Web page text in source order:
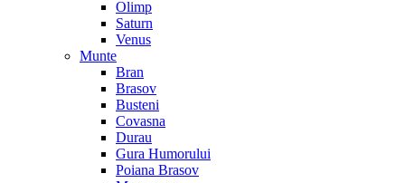
Olimp
Saturn
Venus
Munte
Bran
Brasov
Busteni
Covasna
Durau
Gura Humorului
Poiana Brasov